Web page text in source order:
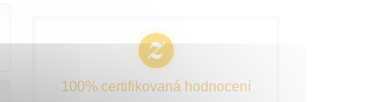
100% certifikovaná hodnocení